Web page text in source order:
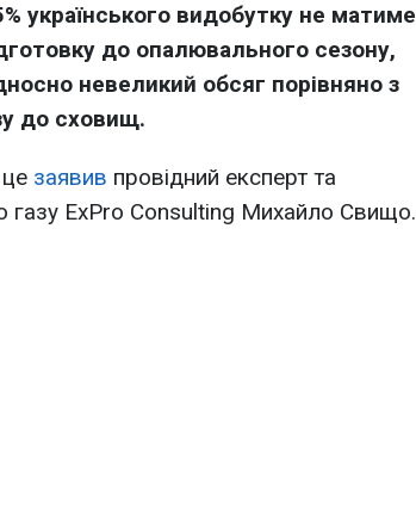
українського видобутку не матиме
до опалювального сезону,
невеликий обсяг порівняно з
до сховищ.
заявив провідний експерт та
газу ExPro Consulting Михайло Свищо.